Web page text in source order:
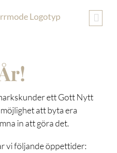
ett Gott Nytt
att byta era
in att göra det.
vi följande öppettider: